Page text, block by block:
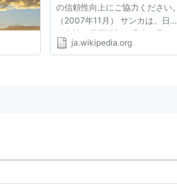
の信頼性向上にご協力ください。
（2007年11月） サンカは、日本
の山地や里周辺部で過去に見られ
たとされる不特定の人々を指す言
ja.wikipedia.org